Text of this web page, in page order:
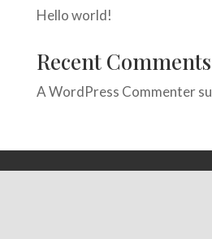
Hello world!
Recent Comments
A WordPress Commentersu